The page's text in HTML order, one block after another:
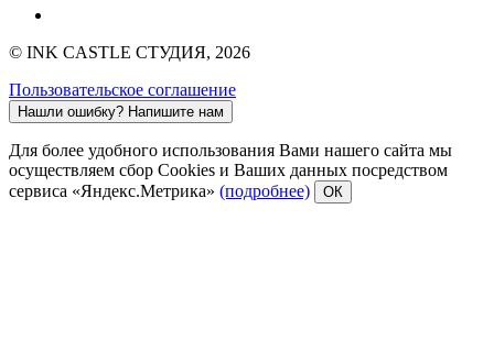
© INK CASTLE СТУДИЯ, 2026
Пользовательское соглашение
Нашли ошибку? Напишите нам
Для более удобного использования Вами нашего сайта мы
осуществляем сбор Cookies и Ваших данных посредством
сервиса «Яндекс.Метрика» (подробнее) ОК